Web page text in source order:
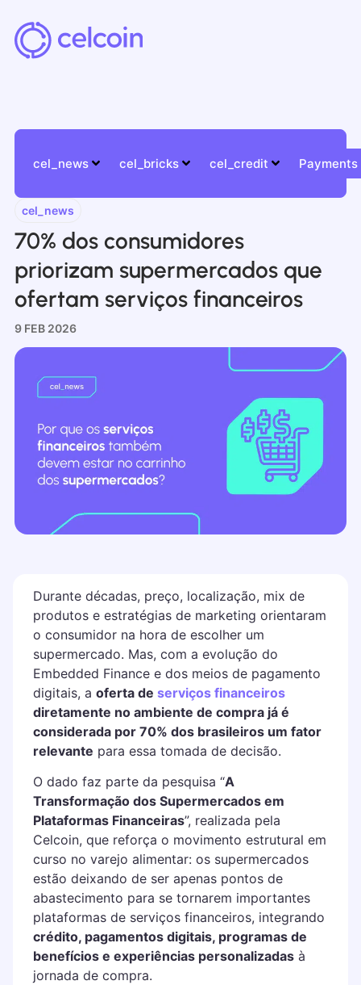
cel_news cel_bricks cel_credit Payments
cel_news
70% dos consumidores
priorizam supermercados que
ofertam serviços financeiros
9 FEB 2026
Durante décadas, preço, localização, mix de
produtos e estratégias de marketing orientaram
o consumidor na hora de escolher um
supermercado. Mas, com a evolução do
Embedded Finance e dos meios de pagamento
digitais, a oferta de serviços financeiros
diretamente no ambiente de compra já é
considerada por 70% dos brasileiros um fator
relevante para essa tomada de decisão.
O dado faz parte da pesquisa “A
Transformação dos Supermercados em
Plataformas Financeiras”, realizada pela
Celcoin, que reforça o movimento estrutural em
curso no varejo alimentar: os supermercados
estão deixando de ser apenas pontos de
abastecimento para se tornarem importantes
plataformas de serviços financeiros, integrando
crédito, pagamentos digitais, programas de
benefícios e experiências personalizadasà
jornada de compra.